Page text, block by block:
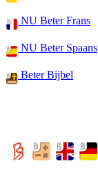
NU Beter Frans
NU Beter Spaans
Beter Bijbel